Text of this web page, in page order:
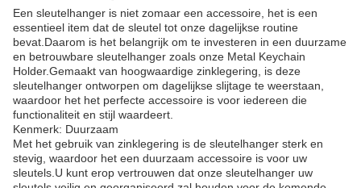
Een sleutelhanger is niet zomaar een accessoire, het is een
essentieel item dat de sleutel tot onze dagelijkse routine
bevat.Daarom is het belangrijk om te investeren in een duurzame
en betrouwbare sleutelhanger zoals onze Metal Keychain
Holder.Gemaakt van hoogwaardige zinklegering, is deze
sleutelhanger ontworpen om dagelijkse slijtage te weerstaan,
waardoor het het perfecte accessoire is voor iedereen die
functionaliteit en stijl waardeert.
Kenmerk: Duurzaam
Met het gebruik van zinklegering is de sleutelhanger sterk en
stevig, waardoor het een duurzaam accessoire is voor uw
sleutels.U kunt erop vertrouwen dat onze sleutelhanger uw